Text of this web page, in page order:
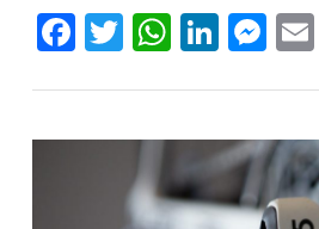
Facebook
Twitter
WhatsApp